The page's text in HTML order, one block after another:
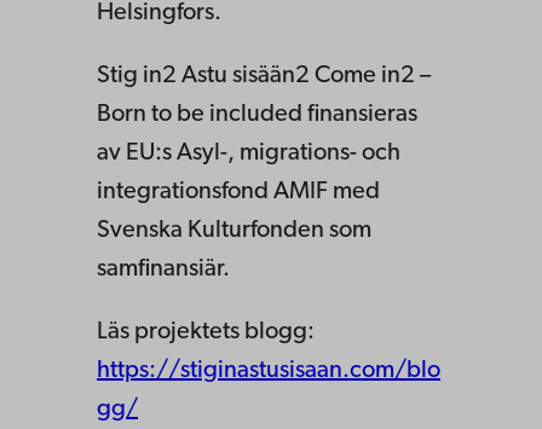
Helsingfors.
Stig in2 Astu sisään2 Come in2 –
Born to be included finansieras
av EU:s Asyl-, migrations- och
integrationsfond AMIF med
Svenska Kulturfonden som
samfinansiär.
Läs projektets blogg:
https://stiginastusisaan.com/blo
gg/